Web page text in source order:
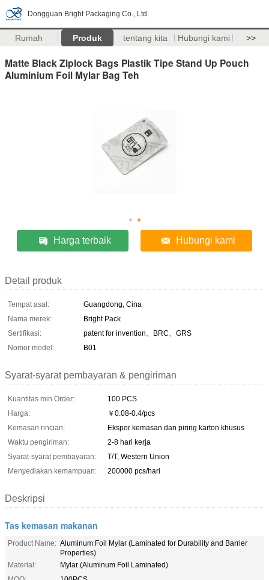
Dongguan Bright Packaging Co., Ltd.
Rumah Produk tentang kita Hubungi kami >>
Matte Black Ziplock Bags Plastik Tipe Stand Up Pouch
Aluminium Foil Mylar Bag Teh
Harga terbaik Hubungi kami
Detail produk
Tempat asal:
Guangdong, Cina
Nama merek:
Bright Pack
Sertifikasi:
patent for invention、BRC、GRS
Nomor model:
B01
Syarat-syarat pembayaran & pengiriman
Kuantitas min Order:
100 PCS
Harga:
￥0.08-0.4/pcs
Kemasan rincian:
Ekspor kemasan dan piring karton khusus
Waktu pengiriman:
2-8 hari kerja
Syarat-syarat pembayaran:
T/T, Western Union
Menyediakan kemampuan:
200000 pcs/hari
Deskripsi
Tas kemasan makanan
Product Name: Aluminum Foil Mylar (Laminated for Durability and Barrier
Properties)
Material:
Mylar (Aluminum Foil Laminated)